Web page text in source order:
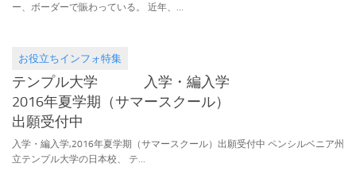
ー、ボーダーで賑わっている。 近年、...
お役立ちインフォ特集
2016.01.01
テンプル大学 入学・編入学
2016年夏学期（サマースクール）
出願受付中
入学・編入学,2016年夏学期（サマースクール）出願受付中 ペンシルベニア州
立テンプル大学の日本校、 テ...